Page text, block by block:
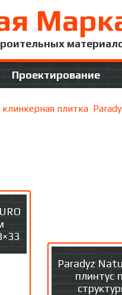
Проектирование
клинкерная плитка
Paradyz
плинтус